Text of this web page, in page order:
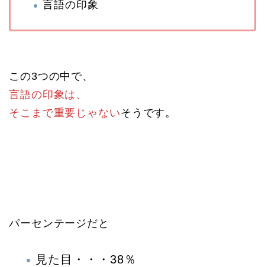
言語の印象
この3つの中で、
言語の印象は、
そこまで重要じゃないそうです。
パーセンテージだと
見た目・・・38％